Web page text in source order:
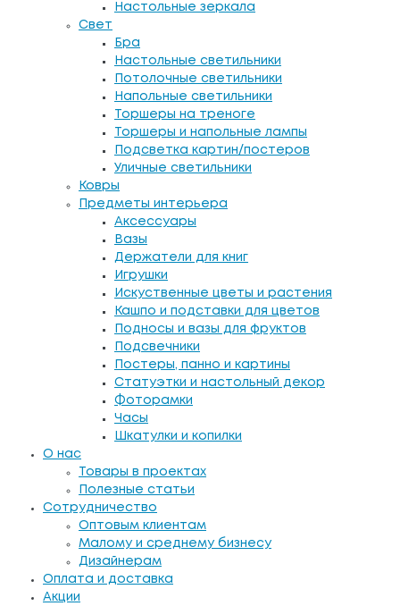
Настольные зеркала
Свет
Бра
Настольные светильники
Потолочные светильники
Напольные светильники
Торшеры на треноге
Торшеры и напольные лампы
Подсветка картин/постеров
Уличные светильники
Ковры
Предметы интерьера
Аксессуары
Вазы
Держатели для книг
Игрушки
Искуственные цветы и растения
Кашпо и подставки для цветов
Подносы и вазы для фруктов
Подсвечники
Постеры, панно и картины
Статуэтки и настольный декор
Фоторамки
Часы
Шкатулки и копилки
О нас
Товары в проектах
Полезные статьи
Сотрудничество
Оптовым клиентам
Малому и среднему бизнесу
Дизайнерам
Оплата и доставка
Акции